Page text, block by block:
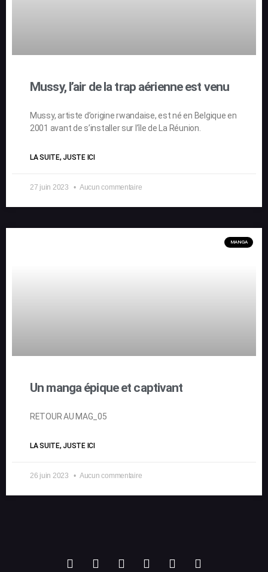
Mussy, l’air de la trap aérienne est venu
Mussy, artiste d’origine rwandaise, est né en Belgique en
2001 avant de s’installer sur l’île de La Réunion.
LA SUITE, JUSTE ICI
27 juin 2023 Aucun commentaire
MANGA
Un manga épique et captivant
RETOUR AU MAG_05
LA SUITE, JUSTE ICI
26 juin 2023 Aucun commentaire